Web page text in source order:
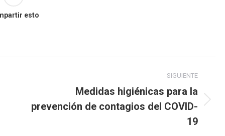
esto
SIGUIENTE
Publicación
Medidas higiénicas para la
prevención de contagios del COVID-
19